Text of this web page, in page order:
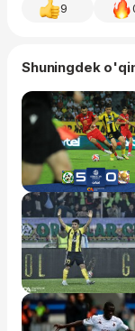
9
Shuningdek